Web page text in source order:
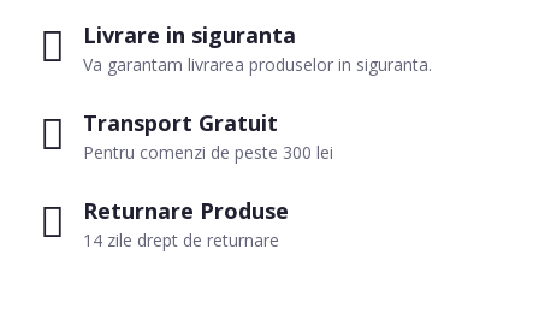
Livrare in siguranta
Va garantam livrarea produselor in siguranta.
Transport Gratuit
Pentru comenzi de peste 300 lei
Returnare Produse
14 zile drept de returnare